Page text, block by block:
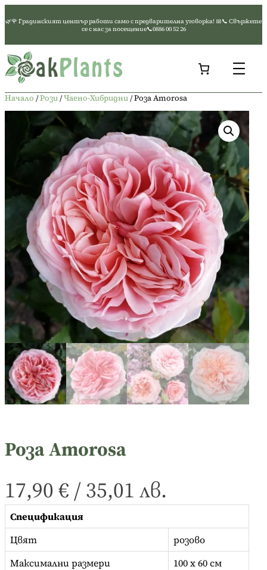
съдържанието
🌿🌹 Градинският център работи само с предварителна уговорка! 📅📞 Свържете
се с нас за посещение📞0886 00 52 26
Начало /Рози/Чаено-Хибридни/ Роза Amorosa
Роза Amorosa
17,90 € /35,01 лв.
Спецификация
Цвят
розово
Максимални размери
100 x 60 см